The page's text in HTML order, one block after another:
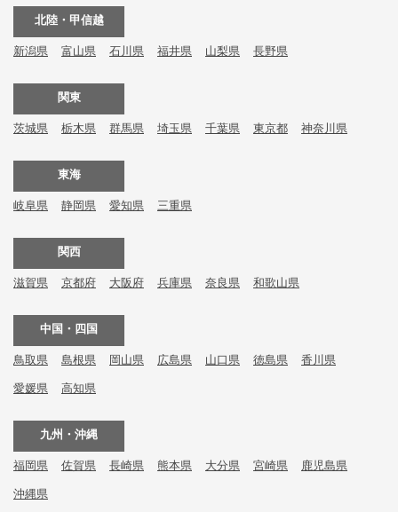
北陸・甲信越
新潟県 富山県 石川県 福井県 山梨県 長野県
関東
茨城県 栃木県 群馬県 埼玉県 千葉県 東京都 神奈川県
東海
岐阜県 静岡県 愛知県 三重県
関西
滋賀県 京都府 大阪府 兵庫県 奈良県 和歌山県
中国・四国
鳥取県 島根県 岡山県 広島県 山口県 徳島県 香川県
愛媛県 高知県
九州・沖縄
福岡県 佐賀県 長崎県 熊本県 大分県 宮崎県 鹿児島県
沖縄県